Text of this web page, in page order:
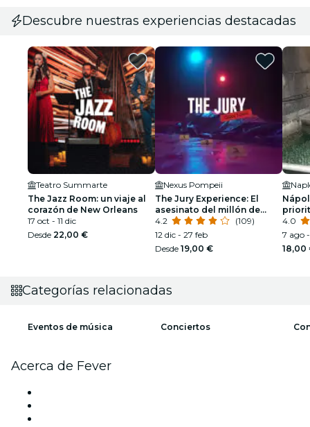
Descubre nuestras experiencias destacadas
Teatro Summarte
The Jazz Room: un viaje al
corazón de New Orleans
17 oct - 11 dic
Desde 22,00 €
Nexus Pompeii
The Jury Experience: El
asesinato del millón de
dólares
4.2
(109)
12 dic - 27 feb
Desde 19,00 €
4.0
7 ago
18,00
Categorías relacionadas
Eventos de música Conciertos
Acerca de Fever